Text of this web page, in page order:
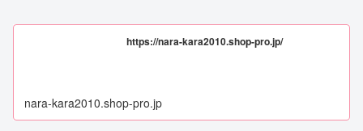
https://nara-kara2010.shop-pro.jp/
nara-kara2010.shop-pro.jp